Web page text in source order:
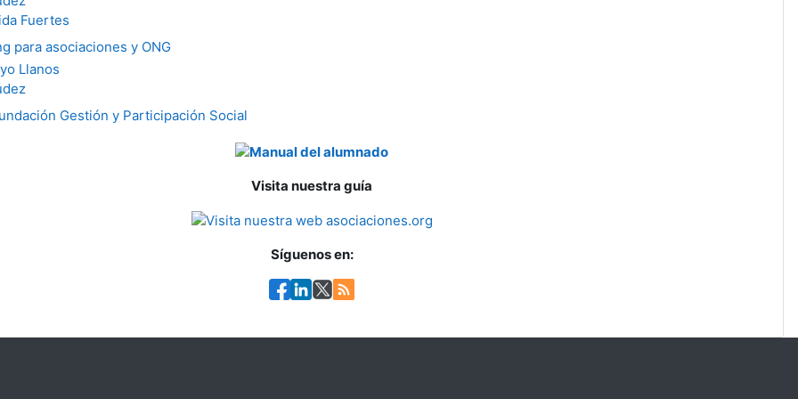
Fuertes
para asociaciones y ONG
Llanos
Gestión y Participación Social
Visita nuestra guía
Síguenos en: